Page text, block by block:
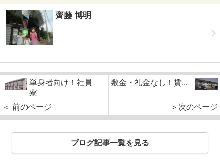
齊藤 博明
単身者向け！社員
寮...
＜ 前のページ
敷金・礼金なし！賃...
＞次のページ
ブログ記事一覧を見る